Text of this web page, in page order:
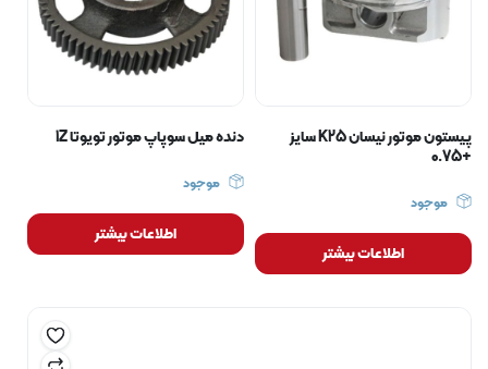
پیستون موتور نیسان K25 سایز
+0.75
موجود
اطلاعات بیشتر
دنده میل سوپاپ موتور تویوتا 1Z
موجود
اطلاعات بیشتر